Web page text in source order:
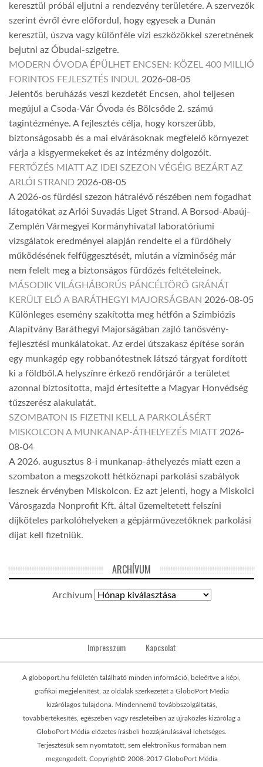
keresztül próbál eljutni a rendezvény területére. A szervezők
szerint évről évre előfordul, hogy egyesek a Dunán
keresztül, úszva vagy különféle vízi eszközökkel szeretnének
bejutni az Óbudai-szigetre.
MODERN ÓVODA ÉPÜLHET ENCSEN: KÖZEL 400 MILLIÓ
FORINTOS FEJLESZTÉS INDUL 2026-08-05
Jelentős beruházás veszi kezdetét Encsen, ahol teljesen
megújul a Csoda-Vár Óvoda és Bölcsőde 2. számú
tagintézménye. A fejlesztés célja, hogy korszerűbb,
biztonságosabb és a mai elvárásoknak megfelelő környezet
várja a kisgyermekeket és az intézmény dolgozóit.
FERTŐZÉS MIATT AZ IDEI SZEZON VÉGÉIG BEZÁRT AZ
ARLÓI STRAND 2026-08-05
A 2026-os fürdési szezon hátralévő részében nem fogadhat
látogatókat az Arlói Suvadás Liget Strand. A Borsod-Abaúj-
Zemplén Vármegyei Kormányhivatal laboratóriumi
vizsgálatok eredményei alapján rendelte el a fürdőhely
működésének felfüggesztését, miután a vízminőség már
nem felelt meg a biztonságos fürdőzés feltételeinek.
MÁSODIK VILÁGHÁBORÚS PÁNCÉLTÖRŐ GRÁNÁT
KERÜLT ELŐ A BARÁTHEGYI MAJORSÁGBAN 2026-08-05
Különleges esemény szakította meg hétfőn a Szimbiózis
Alapítvány Baráthegyi Majorságában zajló tanösvény-
fejlesztési munkálatokat. Az erdei útszakasz építése során
egy munkagép egy robbanótestnek látszó tárgyat fordított
ki a földből.A helyszínre érkező rendőrjárőr a területet
azonnal biztosította, majd értesítette a Magyar Honvédség
tűzszerész alakulatát.
SZOMBATON IS FIZETNI KELL A PARKOLÁSÉRT
MISKOLCON A MUNKANAP-ÁTHELYEZÉS MIATT 2026-
08-04
A 2026. augusztus 8-i munkanap-áthelyezés miatt ezen a
szombaton a megszokott hétköznapi parkolási szabályok
lesznek érvényben Miskolcon. Ez azt jelenti, hogy a Miskolci
Városgazda Nonprofit Kft. által üzemeltetett felszíni
díjköteles parkolóhelyeken a gépjárművezetőknek parkolási
díjat kell fizetniük.
ARCHÍVUM
Archívum
Impresszum Kapcsolat
A globoport.hu felületén található minden információ, beleértve a képi,
grafikai megjelenítést, az oldalak szerkezetét a GloboPort Média
kizárólagos tulajdona. Mindennemű továbbszolgáltatás,
továbbértékesítés, egészében vagy részleteiben az újraközlés kizárólag a
GloboPort Média előzetes írásbeli hozzájárulásával lehetséges.
Terjesztésük sem nyomtatott, sem elektronikus formában nem
megengedett. Copyright© 2008-2017 GloboPort Média